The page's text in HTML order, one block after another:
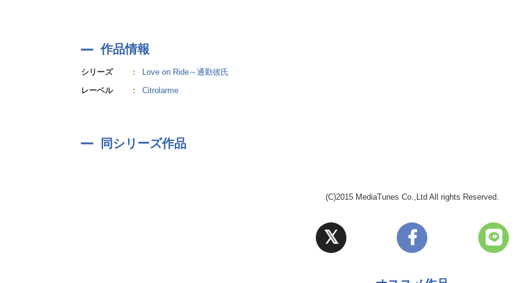
作品情報
シリーズ ：
Love on Ride～通勤彼氏
レーベル
： Citrolarme
同シリーズ作品
(C)2015 MediaTunes Co.,Ltd All rights Reserved.